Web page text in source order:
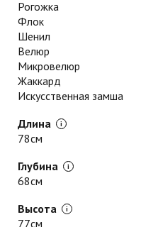
Рогожка
Флок
Шенил
Велюр
Микровелюр
Жаккард
Искусственная замша
Длина
78см
Глубина
68см
Высота
77см